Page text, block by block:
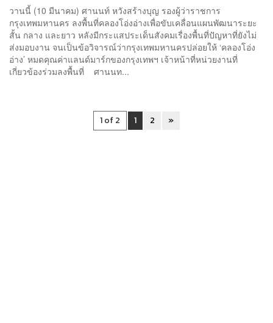
วานนี้ (10 มีนาคม) ศานนท์ หวังสร้างบุญ รองผู้ว่าราชการ
กรุงเทพมหานคร ลงพื้นที่คลองโอ่งอ่างเพื่อขับเคลื่อนแผนพัฒนาระยะ
สั้น กลาง และยาว หลังมีกระแสประเด็นสังคมเรื่องพื้นที่ปัญหาที่ยังไม่
ส่งมอบงาน จนเป็นข้อวิจารณ์ว่ากรุงเทพมหานครปล่อยให้ ‘คลองโอ่ง
อ่าง’ หมดคุณค่าแลนด์มาร์กของกรุงเทพฯ เจ้าหน้าที่หน่วยงานที่
เกี่ยวข้องร่วมลงพื้นที่ ศานนท...
1 of 2 1 2 »